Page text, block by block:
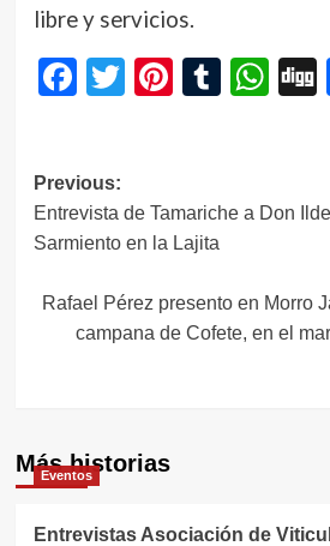
libre y servicios.
Facebook
Twitter
Pinterest
Navegación
de
Previous:
Entrevista de Tamariche a Don
Sarmiento en la Lajita
Rafael Pérez presento en Morro
campana de Cofete, en el
Más historias
Eventos
Entrevistas Asociación de